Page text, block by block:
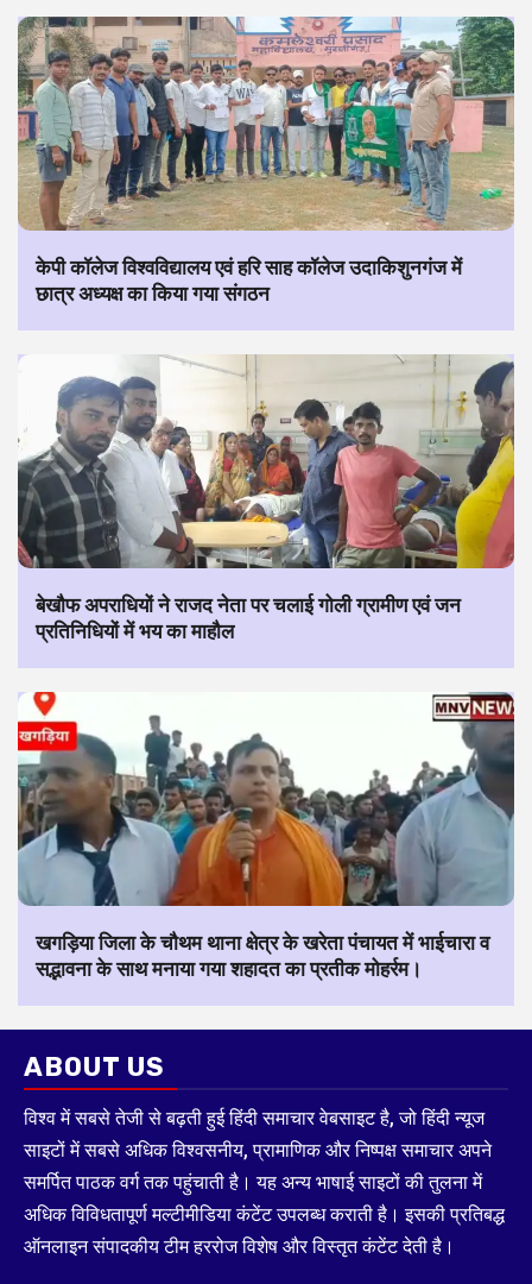
केपी कॉलेज विश्वविद्यालय एवं हरि साह कॉलेज उदाकिशुनगंज में
छात्र अध्यक्ष का किया गया संगठन
बेखौफ अपराधियों ने राजद नेता पर चलाई गोली ग्रामीण एवं जन
प्रतिनिधियों में भय का माहौल
खगड़िया जिला के चौथम थाना क्षेत्र के खरेता पंचायत में भाईचारा व
सद्भावना के साथ मनाया गया शहादत का प्रतीक मोहर्रम।
ABOUT US
विश्व में सबसे तेजी से बढ़ती हुई हिंदी समाचार वेबसाइट है, जो हिंदी न्यूज
साइटों में सबसे अधिक विश्वसनीय, प्रामाणिक और निष्पक्ष समाचार अपने
समर्पित पाठक वर्ग तक पहुंचाती है। यह अन्य भाषाई साइटों की तुलना में
अधिक विविधतापूर्ण मल्टीमीडिया कंटेंट उपलब्ध कराती है। इसकी प्रतिबद्ध
ऑनलाइन संपादकीय टीम हररोज विशेष और विस्तृत कंटेंट देती है।